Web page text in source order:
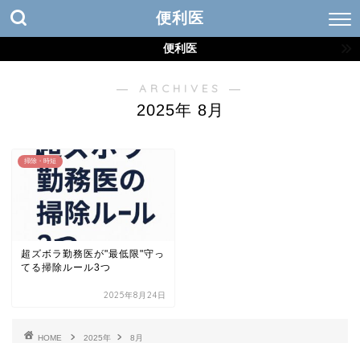
便利医
便利医
― ARCHIVES ―
2025年 8月
掃除・時短
超ズボラ勤務医が"最低限"守っ
てる掃除ルール3つ
2025年8月24日
HOME 2025年 8月